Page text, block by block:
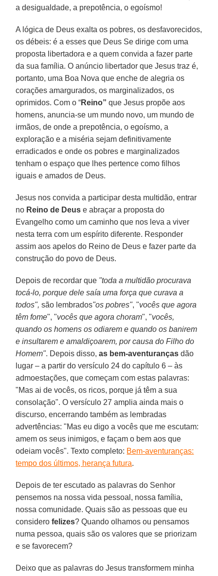
a desigualdade, a prepotência, o egoísmo!
A lógica de Deus exalta os pobres, os desfavorecidos,
os débeis: é a esses que Deus Se dirige com uma
proposta libertadora e a quem convida a fazer parte
da sua família. O anúncio libertador que Jesus traz é,
portanto, uma Boa Nova que enche de alegria os
corações amargurados, os marginalizados, os
oprimidos. Com o “Reino” que Jesus propõe aos
homens, anuncia-se um mundo novo, um mundo de
irmãos, de onde a prepotência, o egoísmo, a
exploração e a miséria sejam definitivamente
erradicados e onde os pobres e marginalizados
tenham o espaço que lhes pertence como filhos
iguais e amados de Deus.
Jesus nos convida a participar desta multidão, entrar
no Reino de Deus e abraçar a proposta do
Evangelho como um caminho que nos leva a viver
nesta terra com um espírito diferente. Responder
assim aos apelos do Reino de Deus e fazer parte da
construção do povo de Deus.
Depois de recordar que "toda a multidão procurava
tocá-lo, porque dele saía uma força que curava a
todos", são lembrados"os pobres", "vocês que agora
têm fome", "vocês que agora choram", "vocês,
quando os homens os odiarem e quando os banirem
e insultarem e amaldiçoarem, por causa do Filho do
Homem". Depois disso,as bem-aventuranças dão
lugar – a partir do versículo 24 do capítulo 6 – às
admoestações, que começam com estas palavras:
"Mas ai de vocês, os ricos, porque já têm a sua
consolação". O versículo 27 amplia ainda mais o
discurso, encerrando também as lembradas
advertências: "Mas eu digo a vocês que me escutam:
amem os seus inimigos, e façam o bem aos que
odeiam vocês". Texto completo: Bem-aventuranças:
tempo dos últimos, herança futura.
Depois de ter escutado as palavras do Senhor
pensemos na nossa vida pessoal, nossa família,
nossa comunidade. Quais são as pessoas que eu
considero felizes? Quando olhamos ou pensamos
numa pessoa, quais são os valores que se priorizam
e se favorecem?
Deixo que as palavras do Jesus transformem minha